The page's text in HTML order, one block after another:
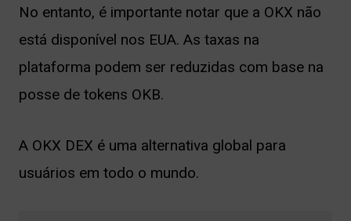
No entanto, é importante notar que a OKX não
está disponível nos EUA. As taxas na
plataforma podem ser reduzidas com base na
posse de tokens OKB.
A OKX DEX é uma alternativa global para
usuários em todo o mundo.